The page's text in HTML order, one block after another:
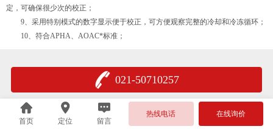
定，可确保很少次的校正；
9、采用特别模式的数字显示便于校正，可方便观察完整的冷却和冷冻循环；
10、符合APHA、AOAC*标准；
021-50710257
首页 定位 留言
热线电话 在线询价